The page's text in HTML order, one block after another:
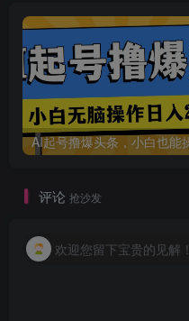
评论 抢沙发
欢迎您留下宝贵的见解！